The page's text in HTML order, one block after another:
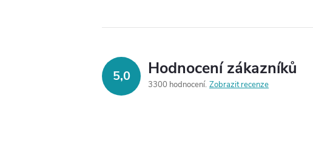
5,0 Hodnocení zákazníků
3300 hodnocení Zobrazit recenze